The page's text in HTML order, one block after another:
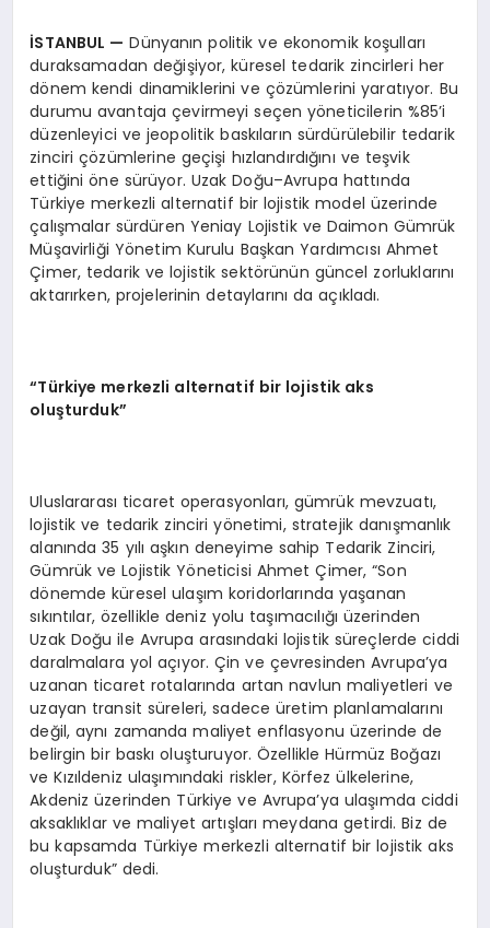
İSTANBUL — Dünyanın politik ve ekonomik koşulları
duraksamadan değişiyor, küresel tedarik zincirleri her
dönem kendi dinamiklerini ve çözümlerini yaratıyor. Bu
durumu avantaja çevirmeyi seçen yöneticilerin %85’i
düzenleyici ve jeopolitik baskıların sürdürülebilir tedarik
zinciri çözümlerine geçişi hızlandırdığını ve teşvik
ettiğini öne sürüyor. Uzak Doğu–Avrupa hattında
Türkiye merkezli alternatif bir lojistik model üzerinde
çalışmalar sürdüren Yeniay Lojistik ve Daimon Gümrük
Müşavirliği Yönetim Kurulu Başkan Yardımcısı Ahmet
Çimer, tedarik ve lojistik sektörünün güncel zorluklarını
aktarırken, projelerinin detaylarını da açıkladı.
“Türkiye merkezli alternatif bir lojistik aks
oluşturduk”
Uluslararası ticaret operasyonları, gümrük mevzuatı,
lojistik ve tedarik zinciri yönetimi, stratejik danışmanlık
alanında 35 yılı aşkın deneyime sahip Tedarik Zinciri,
Gümrük ve Lojistik Yöneticisi Ahmet Çimer, “Son
dönemde küresel ulaşım koridorlarında yaşanan
sıkıntılar, özellikle deniz yolu taşımacılığı üzerinden
Uzak Doğu ile Avrupa arasındaki lojistik süreçlerde ciddi
daralmalara yol açıyor. Çin ve çevresinden Avrupa’ya
uzanan ticaret rotalarında artan navlun maliyetleri ve
uzayan transit süreleri, sadece üretim planlamalarını
değil, aynı zamanda maliyet enflasyonu üzerinde de
belirgin bir baskı oluşturuyor. Özellikle Hürmüz Boğazı
ve Kızıldeniz ulaşımındaki riskler, Körfez ülkelerine,
Akdeniz üzerinden Türkiye ve Avrupa’ya ulaşımda ciddi
aksaklıklar ve maliyet artışları meydana getirdi. Biz de
bu kapsamda Türkiye merkezli alternatif bir lojistik aks
oluşturduk” dedi.